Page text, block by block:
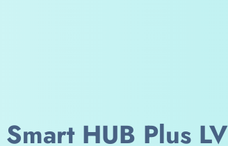
Smart HUB Plus LV